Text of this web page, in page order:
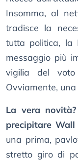
Insomma, al
tradisce la
tutta politica, la
messaggio più
vigilia del voto
Ovviamente,
La vera
precipitare
una prima,
stretto giro di